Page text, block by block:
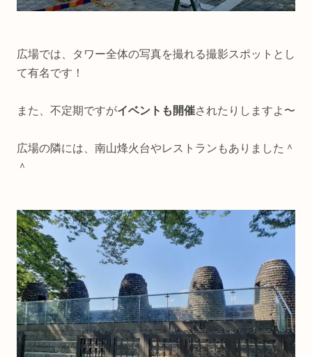
広場では、タワー全体の写真を撮れる撮影スポットとし
て有名です！
また、不定期ですがイベントも開催されたりしますよ〜
広場の隣には、南山烽火台やレストランもありました＾
＾